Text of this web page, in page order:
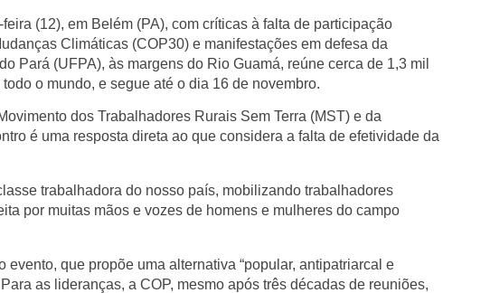
(12), em Belém (PA), com críticas à falta de participação
Climáticas (COP30) e manifestações em defesa da
Pará (UFPA), às margens do Rio Guamá, reúne cerca de 1,3 mil
o mundo, e segue até o dia 16 de novembro.
dos Trabalhadores Rurais Sem Terra (MST) e da
é uma resposta direta ao que considera a falta de efetividade da
trabalhadora do nosso país, mobilizando trabalhadores
por muitas mãos e vozes de homens e mulheres do campo
evento, que propõe uma alternativa “popular, antipatriarcal e
as lideranças, a COP, mesmo após três décadas de reuniões,